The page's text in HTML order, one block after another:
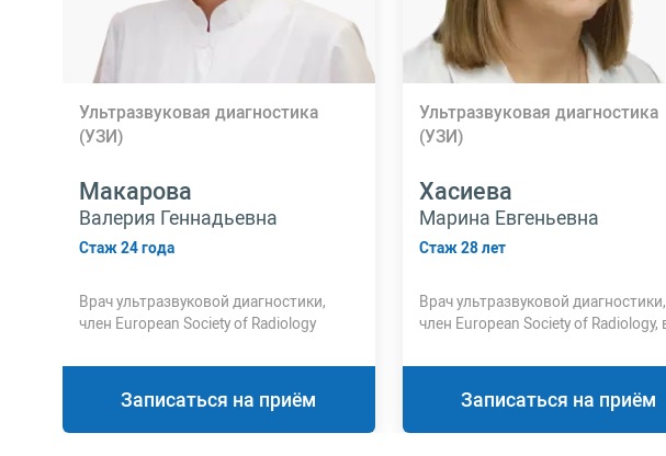
Ультразвуковая диагностика
(УЗИ)
Макарова
Валерия Геннадьевна
Стаж 24 года
Врач ультразвуковой диагностики,
член European Society of Radiology
Записаться на приём
Ультразвуковая диагностика
(УЗИ)
Хасиева
Марина Евгеньевна
Стаж 28 лет
Врач ультразвуковой диагностики,
член European Society of Radiology,
Записаться на приём